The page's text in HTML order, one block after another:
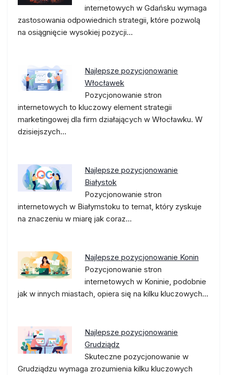
internetowych w Gdańsku wymaga
zastosowania odpowiednich strategii, które pozwolą
na osiągnięcie wysokiej pozycji…
Najlepsze pozycjonowanie
Włocławek
Pozycjonowanie stron
internetowych to kluczowy element strategii
marketingowej dla firm działających w Włocławku. W
dzisiejszych…
Najlepsze pozycjonowanie
Białystok
Pozycjonowanie stron
internetowych w Białymstoku to temat, który zyskuje
na znaczeniu w miarę jak coraz…
Najlepsze pozycjonowanie Konin
Pozycjonowanie stron
internetowych w Koninie, podobnie
jak w innych miastach, opiera się na kilku kluczowych…
Najlepsze pozycjonowanie
Grudziądz
Skuteczne pozycjonowanie w
Grudziądzu wymaga zrozumienia kilku kluczowych